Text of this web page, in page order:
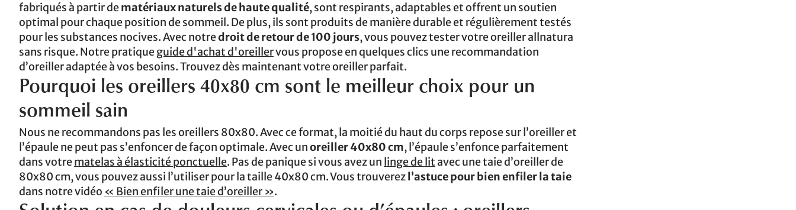
fabriqués à partir dematériaux naturels de haute qualité, sont respirants, adaptables et offrent un soutien
optimal pour chaque position de sommeil. De plus, ils sont produits de manière durable et régulièrement testés
pour les substances nocives. Avec notredroit de retour de 100 jours, vous pouvez tester votre oreiller allnatura
sans risque. Notre pratiqueguide d'achat d'oreillervous propose en quelques clics une recommandation
d’oreiller adaptée à vos besoins. Trouvez dès maintenant votre oreiller parfait.
Pourquoi les oreillers 40x80 cm sont le meilleur choix pour un
sommeil sain
Nous ne recommandons pas les oreillers 80x80. Avec ce format, la moitié du haut du corps repose sur l’oreiller et
l’épaule ne peut pas s’enfoncer de façon optimale. Avec unoreiller 40x80 cm, l’épaule s’enfonce parfaitement
dans votrematelas à élasticité ponctuelle. Pas de panique si vous avez un linge de litavec une taie d’oreiller de
80x80 cm, vous pouvez aussi l’utiliser pour la taille 40x80 cm. Vous trouverezl’astuce pour bien enfiler la taie
dans notre vidéo « Bien enfiler une taie d’oreiller ».